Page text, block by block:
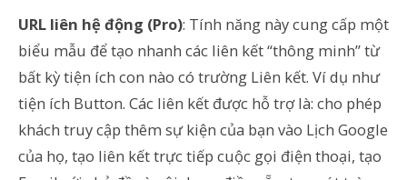
URL liên hệ động (Pro): Tính năng này cung cấp một
biểu mẫu để tạo nhanh các liên kết “thông minh” từ
bất kỳ tiện ích con nào có trường Liên kết. Ví dụ như
tiện ích Button. Các liên kết được hỗ trợ là: cho phép
khách truy cập thêm sự kiện của bạn vào Lịch Google
của họ, tạo liên kết trực tiếp cuộc gọi điện thoại, tạo